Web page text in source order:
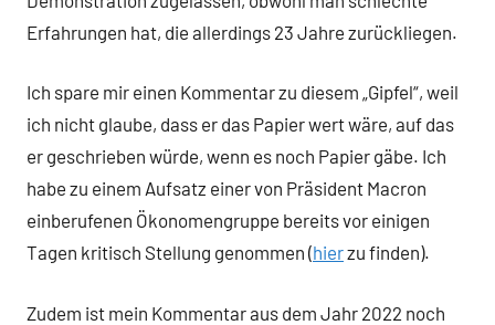
Erfahrungen hat, die allerdings 23 Jahre zurückliegen.
Ich spare mir einen Kommentar zu diesem „Gipfel“, weil
ich nicht glaube, dass er das Papier wert wäre, auf das
er geschrieben würde, wenn es noch Papier gäbe. Ich
habe zu einem Aufsatz einer von Präsident Macron
einberufenen Ökonomengruppe bereits vor einigen
Tagen kritisch Stellung genommen (hierzu finden).
Zudem ist mein Kommentar aus dem Jahr 2022 noch